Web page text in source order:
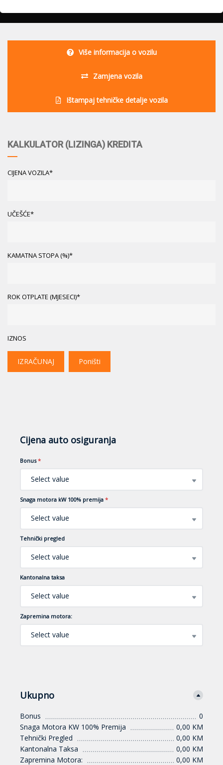
Više informacija o vozilu
Zamjena vozila
Ištampaj tehničke detalje vozila
KALKULATOR (LIZINGA) KREDITA
CIJENA VOZILA*
UČEŠĆE*
KAMATNA STOPA (%)*
ROK OTPLATE (MJESECI)*
IZNOS
IZRAČUNAJ Poništi
Cijena auto osiguranja
Bonus *
Select value
Snaga motora kW 100% premija *
Select value
Tehnički pregled
Select value
Kantonalna taksa
Select value
Zapremina motora:
Select value
Ukupno
Bonus
0
Snaga Motora KW 100% Premija
0,00 KM
Tehnički Pregled
0,00 KM
Kantonalna Taksa
0,00 KM
Zapremina Motora:
0,00 KM